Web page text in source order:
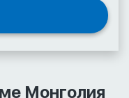
Монголия